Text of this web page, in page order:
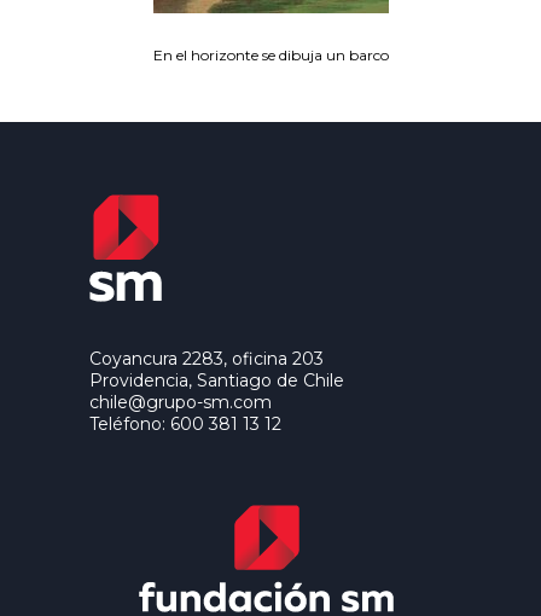
En el horizonte se dibuja un barco
Coyancura 2283, oficina 203
Providencia, Santiago de Chile
chile@grupo-sm.com
Teléfono: 600 381 13 12